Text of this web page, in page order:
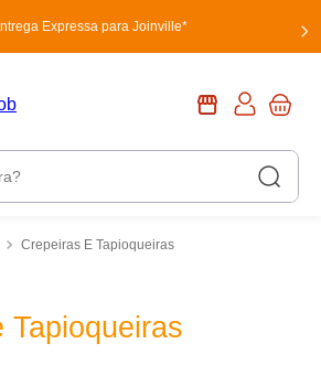
Expressa para Joinville*
Crepeiras E Tapioqueiras
Tapioqueiras